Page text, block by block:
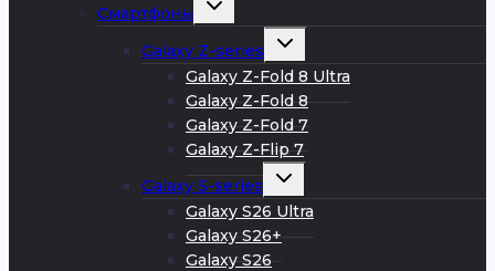
Смартфоны
Galaxy Z-series
Развернуть
меню
Galaxy Z-Fold 8 Ultra
Galaxy Z-Fold 8
Galaxy Z-Fold 7
Galaxy Z-Flip 7
Galaxy S-series
Развернуть
меню
Galaxy S26 Ultra
Galaxy S26+
Galaxy S26